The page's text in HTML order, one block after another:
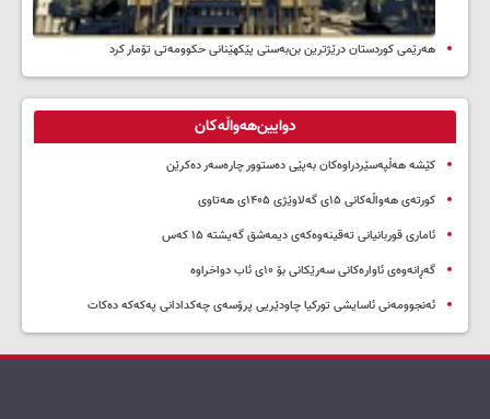
هەرێمی کوردستان درێژترین بن‌بەستی پێکهێنانی حکوومەتی تۆمار کرد
دوایین‌هەواڵەکان
کێشە هەڵپەسێردراوەکان بەپێی دەستوور چارەسەر دەکرێن
کورتەی هەواڵەکانی ۱۵ی گەلاوێژی ۱۴۰۵ی هەتاوی
ئاماری قوربانیانی تەقینەوەکەی دیمەشق گەیشتە ۱۵ کەس
گەڕانەوەی ئاوارەکانی سەرێکانی بۆ ۱۰ی ئاب دواخراوە
ئەنجوومەنی ئاسایشی تورکیا چاودێریی پرۆسەی چەکدادانی پەکەکە دەکات